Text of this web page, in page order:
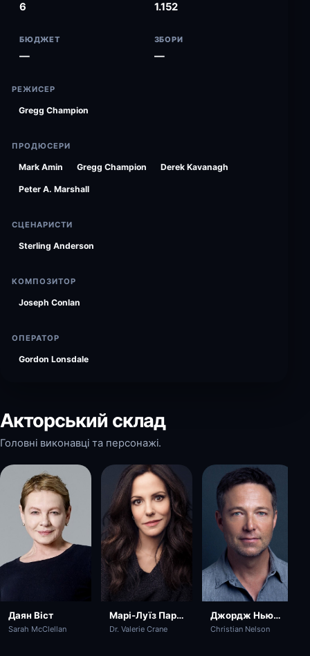
6 1.152
БЮДЖЕТ
—
ЗБОРИ
—
РЕЖИСЕР
Gregg Champion
ПРОДЮСЕРИ
Mark Amin Gregg Champion Derek Kavanagh
Peter A. Marshall
СЦЕНАРИСТИ
Sterling Anderson
КОМПОЗИТОР
Joseph Conlan
ОПЕРАТОР
Gordon Lonsdale
Акторський склад
Головні виконавці та персонажі.
Даян Віст
Sarah McClellan
Марі-Луїз Паркер
Dr. Valerie Crane
Джордж Ньюберн
Christian Nelson